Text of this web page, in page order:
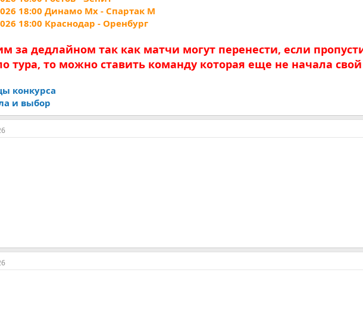
18:00 Динамо Мх - Спартак М
18:00 Краснодар - Оренбург
за дедлайном так как матчи могут перенести, если
тура, то можно ставить команду которая еще не начала
конкурса
и выбор